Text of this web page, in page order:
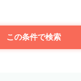
この条件で検索